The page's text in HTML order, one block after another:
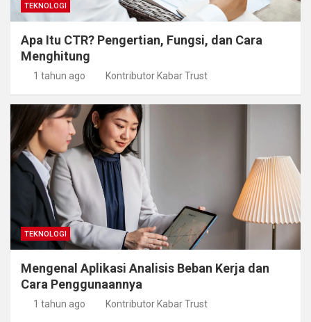
TEKNOLOGI
Apa Itu CTR? Pengertian, Fungsi, dan Cara
Menghitung
1 tahun ago Kontributor Kabar Trust
TEKNOLOGI
Mengenal Aplikasi Analisis Beban Kerja dan
Cara Penggunaannya
1 tahun ago Kontributor Kabar Trust